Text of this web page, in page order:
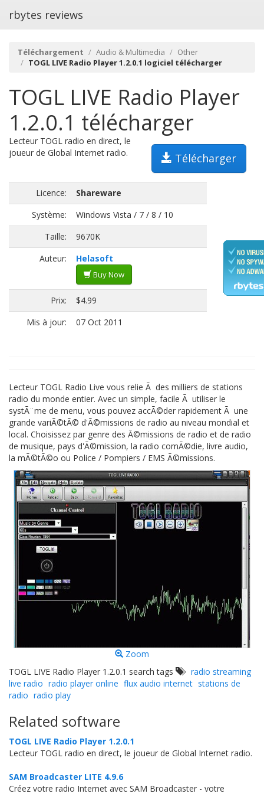
rbytes reviews
Téléchargement Audio & Multimedia
Other
TOGL LIVE Radio Player 1.2.0.1 logiciel télécharger
TOGL LIVE Radio Player
1.2.0.1 télécharger
Télécharger
Lecteur TOGL radio en direct, le
joueur de Global Internet radio.
Licence:
Shareware
Système:
Windows Vista / 7 / 8 / 10
Taille:
9670K
Auteur:
Helasoft
Buy Now
Prix:
$4.99
Mis à jour:
07 Oct 2011
Lecteur TOGL Radio Live vous relie Ã des milliers de stations
radio du monde entier. Avec un simple, facile Ã utiliser le
systÃ¨me de menu, vous pouvez accÃ©der rapidement Ã une
grande variÃ©tÃ© d'Ã©missions de radio au niveau mondial et
local. Choisissez par genre des Ã©missions de radio et de radio
de musique, pays d'Ã©mission, la radio comÃ©die, livre audio,
la mÃ©tÃ©o ou Police / Pompiers / EMS Ã©missions.
Zoom
TOGL LIVE Radio Player 1.2.0.1 search tags
radio streaming
live radio radio player online flux audio internet stations de
radio radio play
Related software
TOGL LIVE Radio Player 1.2.0.1
Lecteur TOGL radio en direct, le joueur de Global Internet radio.
SAM Broadcaster LITE 4.9.6
Créez votre radio Internet avec SAM Broadcaster - votre